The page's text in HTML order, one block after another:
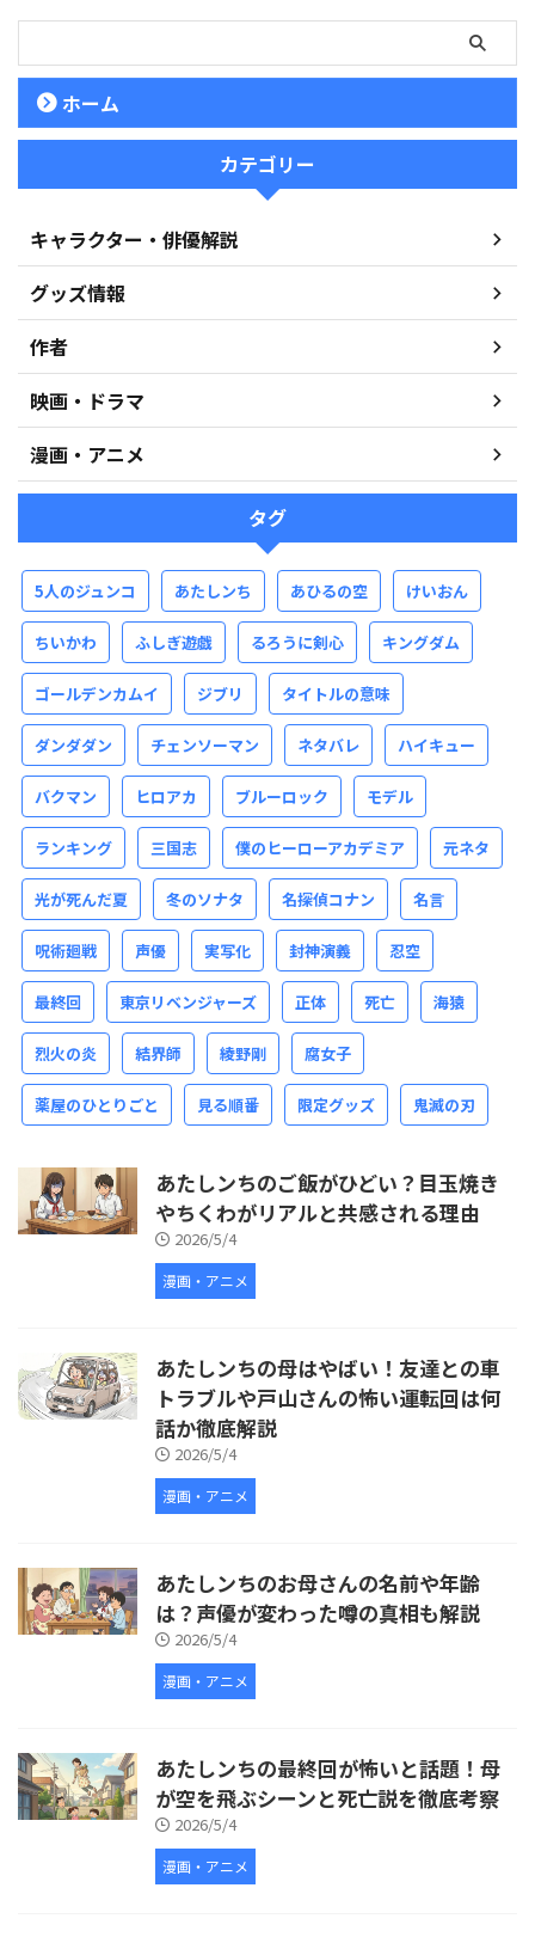
ホーム
カテゴリー
キャラクター・俳優解説
グッズ情報
作者
映画・ドラマ
漫画・アニメ
タグ
5人のジュンコ あたしンち あひるの空 けいおん
ちいかわ ふしぎ遊戯 るろうに剣心 キングダム
ゴールデンカムイ ジブリ タイトルの意味
ダンダダン チェンソーマン ネタバレ ハイキュー
バクマン ヒロアカ ブルーロック モデル
ランキング 三国志 僕のヒーローアカデミア 元ネタ
光が死んだ夏 冬のソナタ 名探偵コナン 名言
呪術廻戦 声優 実写化 封神演義 忍空
最終回 東京リベンジャーズ 正体 死亡 海猿
烈火の炎 結界師 綾野剛 腐女子
薬屋のひとりごと 見る順番 限定グッズ 鬼滅の刃
あたしンちのご飯がひどい？目玉焼き
やちくわがリアルと共感される理由
2026/5/4
漫画・アニメ
あたしンちの母はやばい！友達との車
トラブルや戸山さんの怖い運転回は何
話か徹底解説
2026/5/4
漫画・アニメ
あたしンちのお母さんの名前や年齢
は？声優が変わった噂の真相も解説
2026/5/4
漫画・アニメ
あたしンちの最終回が怖いと話題！母
が空を飛ぶシーンと死亡説を徹底考察
2026/5/4
漫画・アニメ